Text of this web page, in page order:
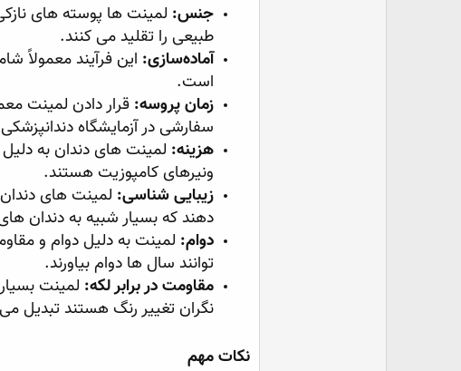
جنس: لمینت ها پوسته های
طبیعی را تقلید می کنند.
آماده‌سازی: این فرآیند معمولاً
است.
زمان پروسه: قرار دادن لمینت
سفارشی در آزمایشگاه
هزینه: لمینت های دندان به
ونیرهای کامپوزیت هستند.
زیبایی شناسی: لمینت های
دهند که بسیار شبیه به دندان
دوام: لمینت به دلیل دوام و
توانند سال ها دوام بیاورند.
مقاومت در برابر لکه: لمینت
نگران تغییر رنگ هستند تبدیل
نکات مهم